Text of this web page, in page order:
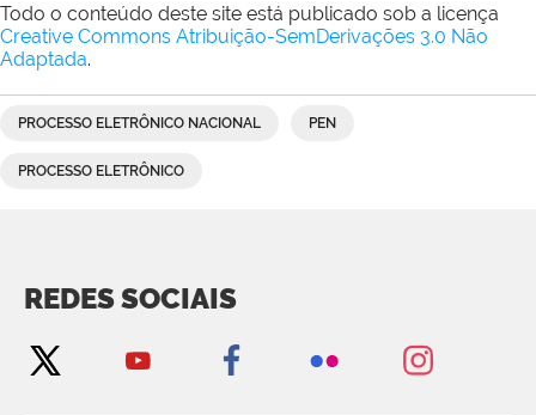
Todo o conteúdo deste site está publicado sob a licença
Creative Commons Atribuição-SemDerivações 3.0 Não
Adaptada.
PROCESSO ELETRÔNICO NACIONAL PEN
PROCESSO ELETRÔNICO
REDES SOCIAIS